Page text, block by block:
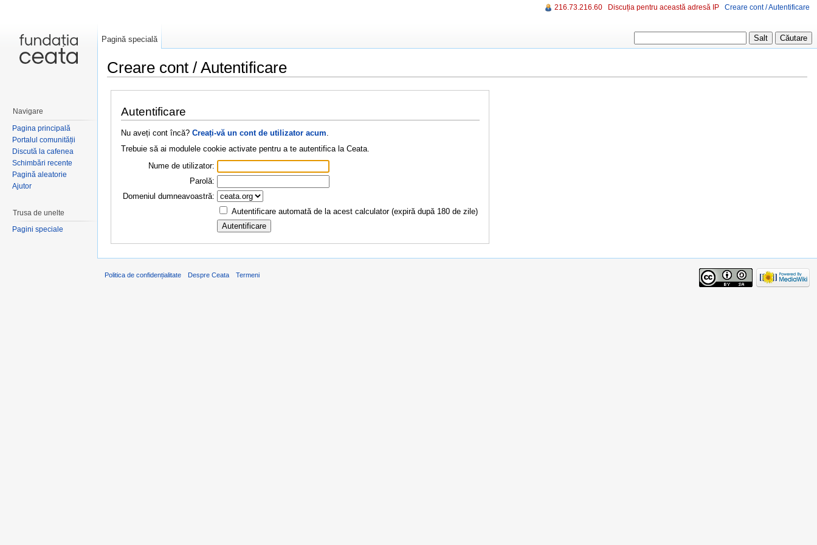
Creare cont / Autentificare
Autentificare
Nu aveți cont încă? Creați-vă un cont de utilizator acum.
Trebuie să ai modulele cookie activate pentru a te autentifica la Ceata.
Nume de utilizator:
Parolă:
Domeniul dumneavoastră:
Autentificare automată de la acest calculator (expiră după 180 de zile)
216.73.216.60 Discuția pentru această adresă IP Creare cont / Autentificare
Pagină specială
Navigare
Pagina principală
Portalul comunității
Discută la cafenea
Schimbări recente
Pagină aleatorie
Ajutor
Trusa de unelte
Pagini speciale
Politica de confidențialitate Despre Ceata Termeni